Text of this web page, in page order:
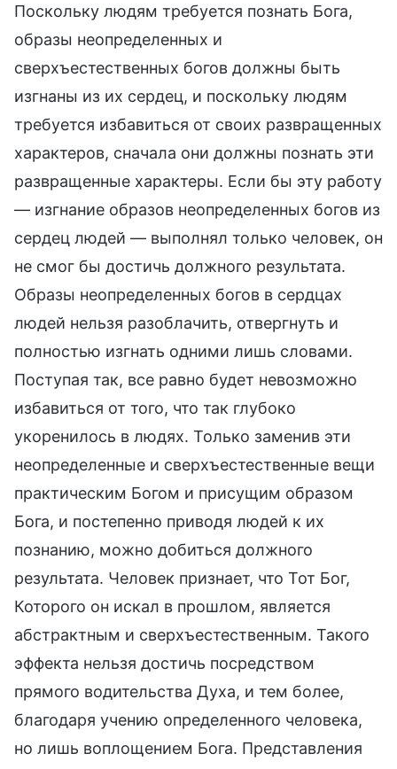
Поскольку людям требуется познать Бога,
образы неопределенных и
сверхъестественных богов должны быть
изгнаны из их сердец, и поскольку людям
требуется избавиться от своих развращенных
характеров, сначала они должны познать эти
развращенные характеры. Если бы эту работу
— изгнание образов неопределенных богов из
сердец людей — выполнял только человек, он
не смог бы достичь должного результата.
Образы неопределенных богов в сердцах
людей нельзя разоблачить, отвергнуть и
полностью изгнать одними лишь словами.
Поступая так, все равно будет невозможно
избавиться от того, что так глубоко
укоренилось в людях. Только заменив эти
неопределенные и сверхъестественные вещи
практическим Богом и присущим образом
Бога, и постепенно приводя людей к их
познанию, можно добиться должного
результата. Человек признает, что Тот Бог,
Которого он искал в прошлом, является
абстрактным и сверхъестественным. Такого
эффекта нельзя достичь посредством
прямого водительства Духа, и тем более,
благодаря учению определенного человека,
но лишь воплощением Бога. Представления